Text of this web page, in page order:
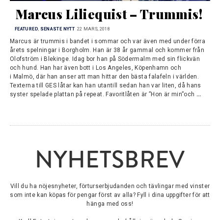
Marcus Liliequist – Trummis!
FEATURED SENASTE NYTT 22 MARS, 2018
Marcus är trummis i bandet i sommar och var även med under förra
årets spelningar i Borgholm. Han är 38 år gammal och kommer från
Olofström i Blekinge. Idag bor han på Södermalm med sin flickvän
och hund. Han har även bott i Los Angeles, Köpenhamn och
i Malmö, där han anser att man hittar den bästa falafeln i världen.
Texterna till GES låtar kan han utantill sedan han var liten, då hans
syster spelade plattan på repeat. Favoritlåten är ”Hon är min”och …
NYHETSBREV
Vill du ha nöjesnyheter, förturserbjudanden och tävlingar med vinster
som inte kan köpas för pengar först av alla? Fyll i dina uppgifter för att
hänga med oss!